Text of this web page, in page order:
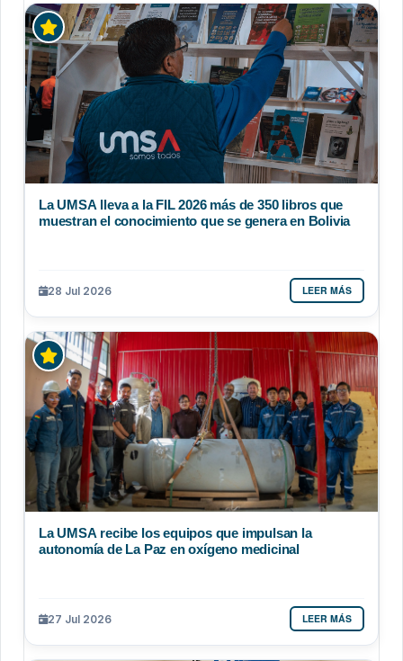
La UMSA lleva a la FIL 2026 más de 350 libros que
muestran el conocimiento que se genera en Bolivia
28 Jul 2026 LEER MÁS
La UMSA recibe los equipos que impulsan la
autonomía de La Paz en oxígeno medicinal
27 Jul 2026 LEER MÁS